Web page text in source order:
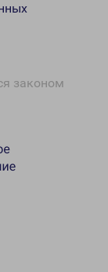
законом